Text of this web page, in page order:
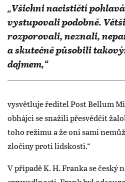
„Všichni nacističtí
vystupovali podobně.
rozporovali, neznali,
a skutečně působili
dojmem,“
vysvětluje ředitel Post Bellum
obhájci se snažili přesvědčit
toho režimu a že oni sami
zločiny proti lidskosti.“
V případě K. H. Franka se český